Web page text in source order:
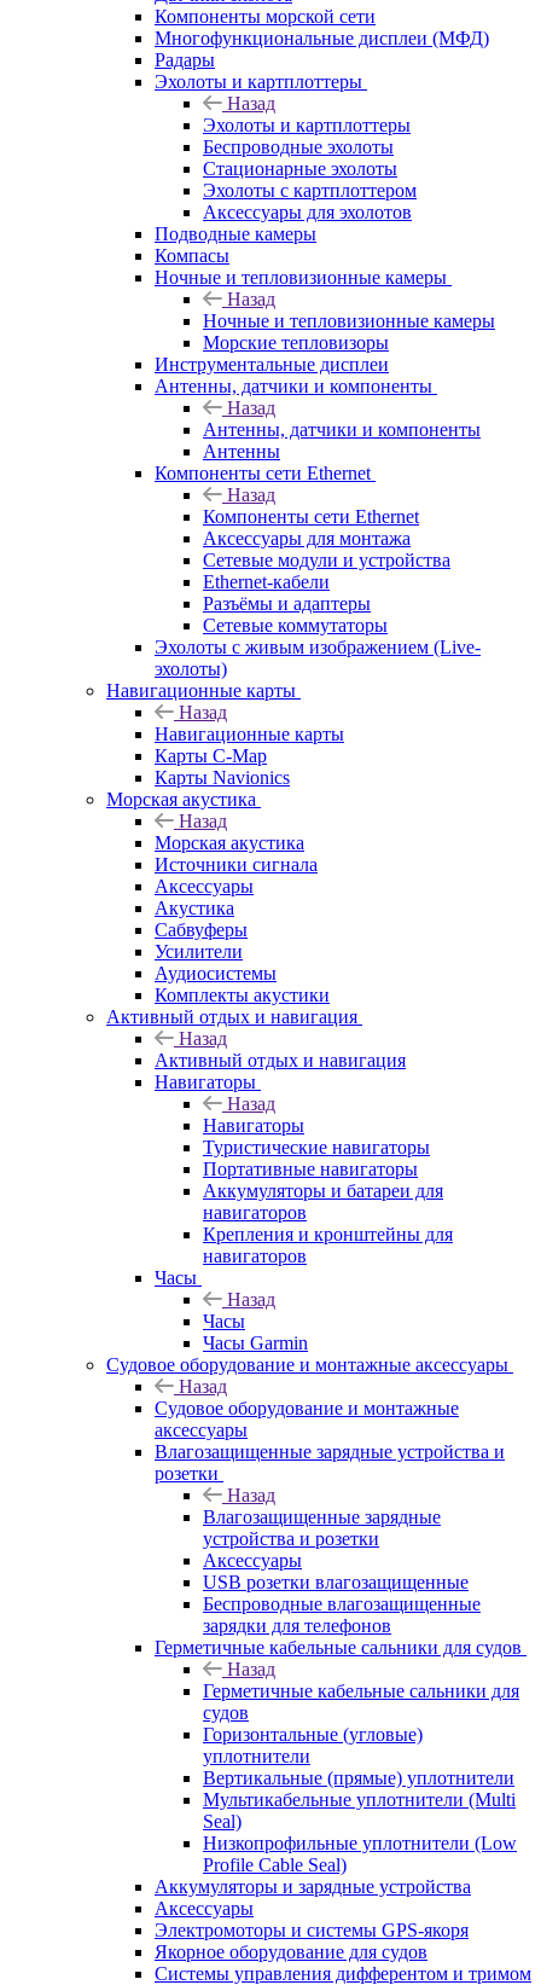
Компоненты морской сети
Многофункциональные дисплеи (МФД)
Радары
Эхолоты и картплоттеры
Назад
Эхолоты и картплоттеры
Беспроводные эхолоты
Стационарные эхолоты
Эхолоты с картплоттером
Аксессуары для эхолотов
Подводные камеры
Компасы
Ночные и тепловизионные камеры
Назад
Ночные и тепловизионные камеры
Морские тепловизоры
Инструментальные дисплеи
Антенны, датчики и компоненты
Назад
Антенны, датчики и компоненты
Антенны
Компоненты сети Ethernet
Назад
Компоненты сети Ethernet
Аксессуары для монтажа
Сетевые модули и устройства
Ethernet-кабели
Разъёмы и адаптеры
Сетевые коммутаторы
Эхолоты с живым изображением (Live-
эхолоты)
Навигационные карты
Назад
Навигационные карты
Карты C-Map
Карты Navionics
Морская акустика
Назад
Морская акустика
Источники сигнала
Аксессуары
Акустика
Сабвуферы
Усилители
Аудиосистемы
Комплекты акустики
Активный отдых и навигация
Назад
Активный отдых и навигация
Навигаторы
Назад
Навигаторы
Туристические навигаторы
Портативные навигаторы
Аккумуляторы и батареи для
навигаторов
Крепления и кронштейны для
навигаторов
Часы
Назад
Часы
Часы Garmin
Судовое оборудование и монтажные аксессуары
Назад
Судовое оборудование и монтажные
аксессуары
Влагозащищенные зарядные устройства и
розетки
Назад
Влагозащищенные зарядные
устройства и розетки
Аксессуары
USB розетки влагозащищенные
Беспроводные влагозащищенные
зарядки для телефонов
Герметичные кабельные сальники для судов
Назад
Герметичные кабельные сальники для
судов
Горизонтальные (угловые)
уплотнители
Вертикальные (прямые) уплотнители
Мультикабельные уплотнители (Multi
Seal)
Низкопрофильные уплотнители (Low
Profile Cable Seal)
Аккумуляторы и зарядные устройства
Аксессуары
Электромоторы и системы GPS-якоря
Якорное оборудование для судов
Системы управления дифферентом и тримом